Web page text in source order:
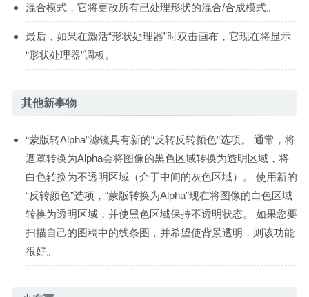
混合模式，它将更改所有已处理形状的混合/合成模式。
最后，如果在激活“形状处理器”时双击画布，它现在将显示
“形状处理器”调板。
其他新事物
“蒙版转Alpha”滤镜具有新的“反转反转颜色”选项。 通常，将
遮罩转换为Alpha会将图像的黑色区域转换为透明区域，将
白色转换为不透明区域（介于中间的灰色区域）。 使用新的
“反转颜色”选项，“蒙版转换为Alpha”现在将图像的白色区域
转换为透明区域，并使黑色区域保持不透明状态。 如果您要
扫描自己的图稿中的线条图，并希望使背景透明，则该功能
很好。